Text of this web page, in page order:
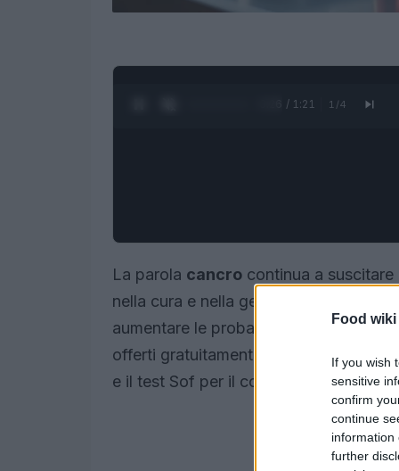
Food wiki
If you wish
sensitive
confirm
continue
information
further
0:27 / 1:21 1 /4
La parola cancro continua a
nella cura e nella gestione della
aumentare le probabilità di guarigione,
offerti gratuitamente dal Sistema
e il test Sof per il colon-retto.